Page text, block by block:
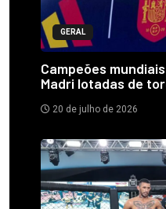
GERAL
Campeões
Madri lotadas de
20 de julho de 2026